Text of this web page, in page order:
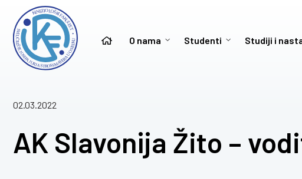
O nama Studenti Studiji i
02.03.2022
AK Slavonija Žito –